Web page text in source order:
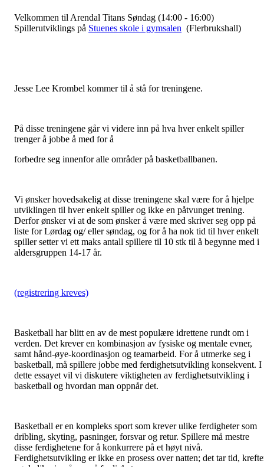
Velkommen til Arendal Titans Søndag (14:00 - 16:00)
Spillerutviklings på Stuenes skole i gymsalen (Flerbrukshall)
Jesse Lee Krombel kommer til å stå for treningene.
På disse treningene går vi videre inn på hva hver enkelt spiller
trenger å jobbe å med for å
forbedre seg innenfor alle områder på basketballbanen.
Vi ønsker hovedsakelig at disse treningene skal være for å hjelpe
utviklingen til hver enkelt spiller og ikke en påtvunget trening.
Derfor ønsker vi at de som ønsker å være med skriver seg opp på
liste for Lørdag og/ eller søndag, og for å ha nok tid til hver enkelt
spiller setter vi ett maks antall spillere til 10 stk til å begynne med i
aldersgruppen 14-17 år.
(registrering kreves)
Basketball har blitt en av de mest populære idrettene rundt om i
verden. Det krever en kombinasjon av fysiske og mentale evner,
samt hånd-øye-koordinasjon og teamarbeid. For å utmerke seg i
basketball, må spillere jobbe med ferdighetsutvikling konsekvent. I
dette essayet vil vi diskutere viktigheten av ferdighetsutvikling i
basketball og hvordan man oppnår det.
Basketball er en kompleks sport som krever ulike ferdigheter som
dribling, skyting, pasninger, forsvar og retur. Spillere må mestre
disse ferdighetene for å konkurrere på et høyt nivå.
Ferdighetsutvikling er ikke en prosess over natten; det tar tid,